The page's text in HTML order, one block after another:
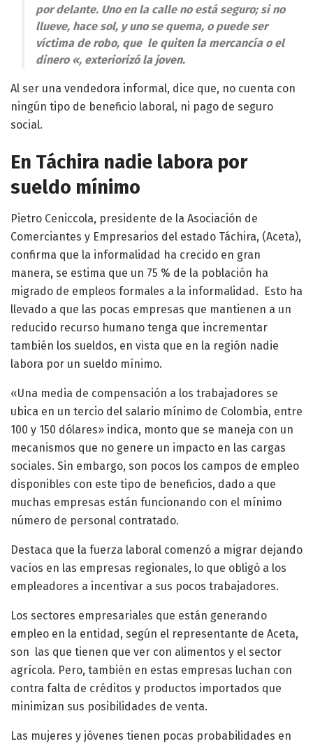
por delante. Uno en la calle no está seguro; si no
llueve, hace sol, y uno se quema, o puede ser
víctima de robo, que le quiten la mercancía o el
dinero «, exteriorizó la joven.
Al ser una vendedora informal, dice que, no cuenta con
ningún tipo de beneficio laboral, ni pago de seguro
social.
En Táchira nadie labora por
sueldo mínimo
Pietro Ceniccola, presidente de la Asociación de
Comerciantes y Empresarios del estado Táchira, (Aceta),
confirma que la informalidad ha crecido en gran
manera, se estima que un 75 % de la población ha
migrado de empleos formales a la informalidad. Esto ha
llevado a que las pocas empresas que mantienen a un
reducido recurso humano tenga que incrementar
también los sueldos, en vista que en la región nadie
labora por un sueldo mínimo.
«Una media de compensación a los trabajadores se
ubica en un tercio del salario mínimo de Colombia, entre
100 y 150 dólares» indica, monto que se maneja con un
mecanismos que no genere un impacto en las cargas
sociales. Sin embargo, son pocos los campos de empleo
disponibles con este tipo de beneficios, dado a que
muchas empresas están funcionando con el mínimo
número de personal contratado.
Destaca que la fuerza laboral comenzó a migrar dejando
vacíos en las empresas regionales, lo que obligó a los
empleadores a incentivar a sus pocos trabajadores.
Los sectores empresariales que están generando
empleo en la entidad, según el representante de Aceta,
son las que tienen que ver con alimentos y el sector
agrícola. Pero, también en estas empresas luchan con
contra falta de créditos y productos importados que
minimizan sus posibilidades de venta.
Las mujeres y jóvenes tienen pocas probabilidades en